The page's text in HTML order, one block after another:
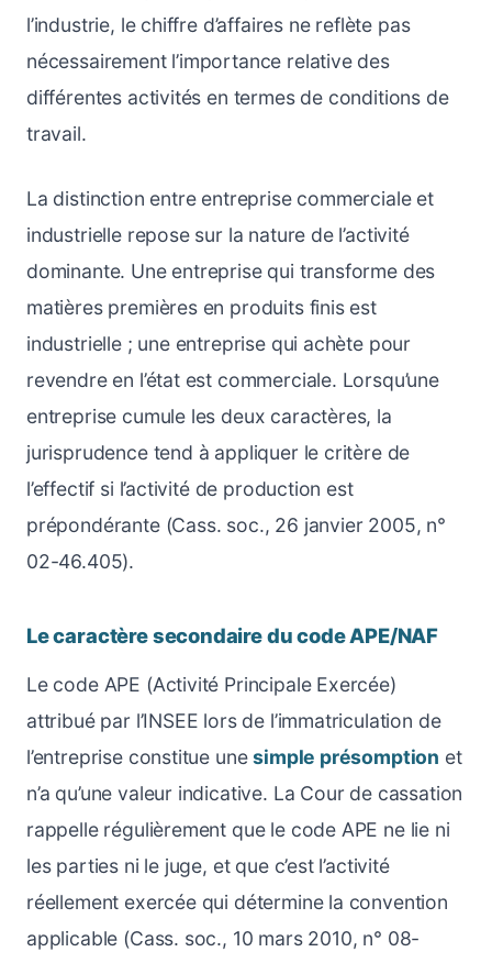
l’industrie, le chiffre d’affaires ne reflète pas
nécessairement l’importance relative des
différentes activités en termes de conditions de
travail.
La distinction entre entreprise commerciale et
industrielle repose sur la nature de l’activité
dominante. Une entreprise qui transforme des
matières premières en produits finis est
industrielle ; une entreprise qui achète pour
revendre en l’état est commerciale. Lorsqu’une
entreprise cumule les deux caractères, la
jurisprudence tend à appliquer le critère de
l’effectif si l’activité de production est
prépondérante (Cass. soc., 26 janvier 2005, n°
02-46.405).
Le caractère secondaire du code APE/NAF
Le code APE (Activité Principale Exercée)
attribué par l’INSEE lors de l’immatriculation de
l’entreprise constitue unesimple présomption et
n’a qu’une valeur indicative. La Cour de cassation
rappelle régulièrement que le code APE ne lie ni
les parties ni le juge, et que c’est l’activité
réellement exercée qui détermine la convention
applicable (Cass. soc., 10 mars 2010, n° 08-